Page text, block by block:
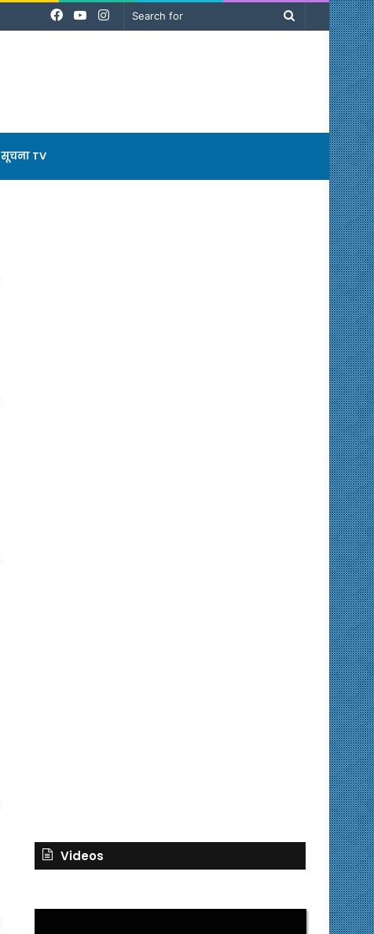
Search
Instagram
YouTube
Facebook
सूचना TV
Videos